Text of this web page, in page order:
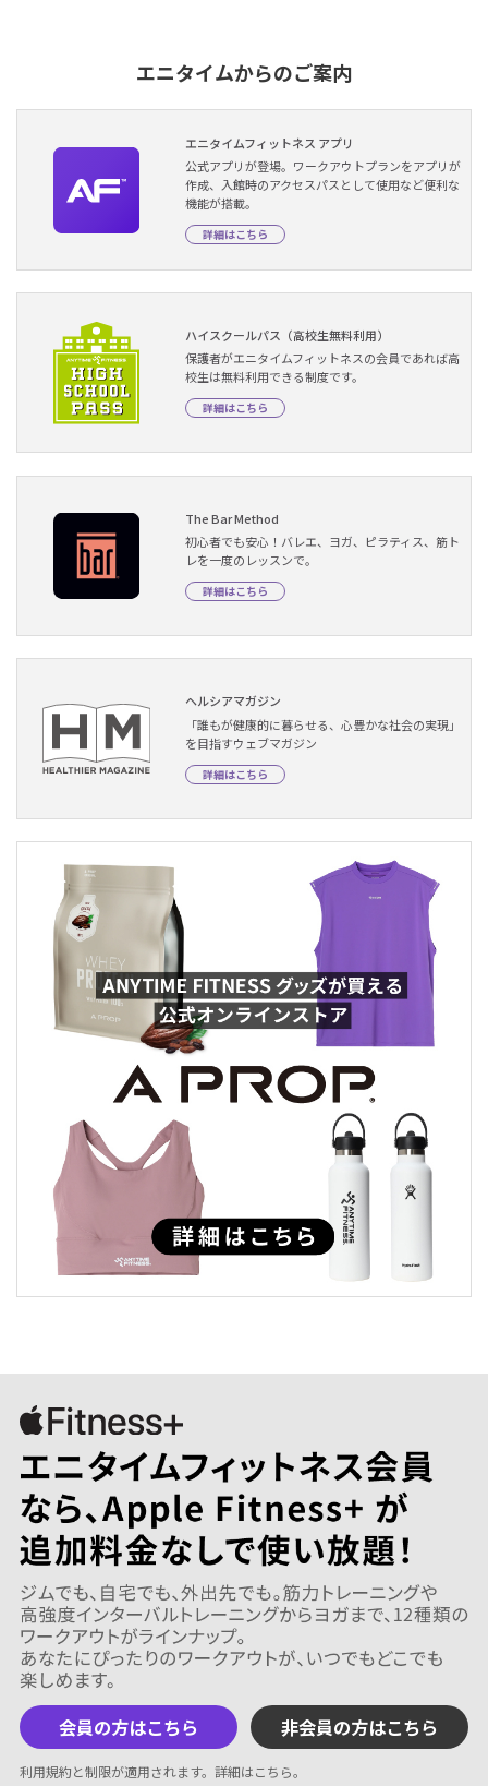
エニタイムからのご案内
エニタイムフィットネス アプリ
公式アプリが登場。ワークアウトプランをアプリが
作成、入館時のアクセスパスとして使用など便利な
機能が搭載。
詳細はこちら
ハイスクールパス（高校生無料利用）
保護者がエニタイムフィットネスの会員であれば高
校生は無料利用できる制度です。
詳細はこちら
The Bar Method
初心者でも安心！バレエ、ヨガ、ピラティス、筋ト
レを一度のレッスンで。
詳細はこちら
ヘルシアマガジン
「誰もが健康的に暮らせる、心豊かな社会の実現」
を目指すウェブマガジン
詳細はこちら
会員の方はこちら 非会員の方はこちら
利用規約と制限が適用されます。 詳細はこちら。